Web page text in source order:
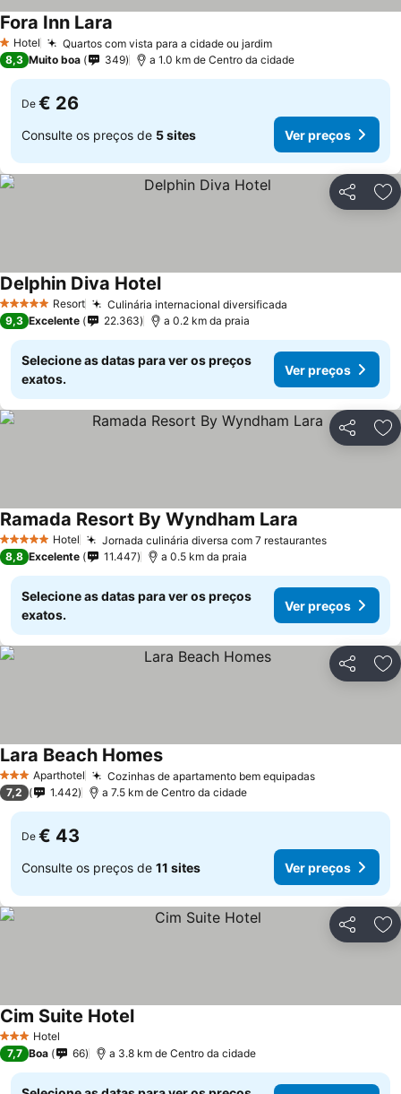
1 Estrelas
Hotel Quartos com vista para a cidade ou jardim
Fora Inn Lara
8,3 Muito boa 349 a 1.0 km de Centro da cidade
De € 26
Consulte os preços de 5 sites Ver preços
Partilhar
5 Estrelas Resort Culinária internacional diversificada
Delphin Diva Hotel
9,3 Excelente 22.363 a 0.2 km da praia
Selecione as datas para ver os preços
exatos.
Ver preços
Partilhar
5 Estrelas Hotel Jornada culinária diversa com 7 restaurantes
Ramada Resort By Wyndham Lara
8,8 Excelente 11.447 a 0.5 km da praia
Selecione as datas para ver os preços
exatos.
Ver preços
Partilhar
3 EstrelasAparthotel Cozinhas de apartamento bem equipadas
Lara Beach Homes
7,2 1.442 a 7.5 km de Centro da cidade
De € 43
Consulte os preços de 11 sites Ver preços
Partilhar
3 EstrelasHotel
Cim Suite Hotel
7,7 Boa 66 a 3.8 km de Centro da cidade